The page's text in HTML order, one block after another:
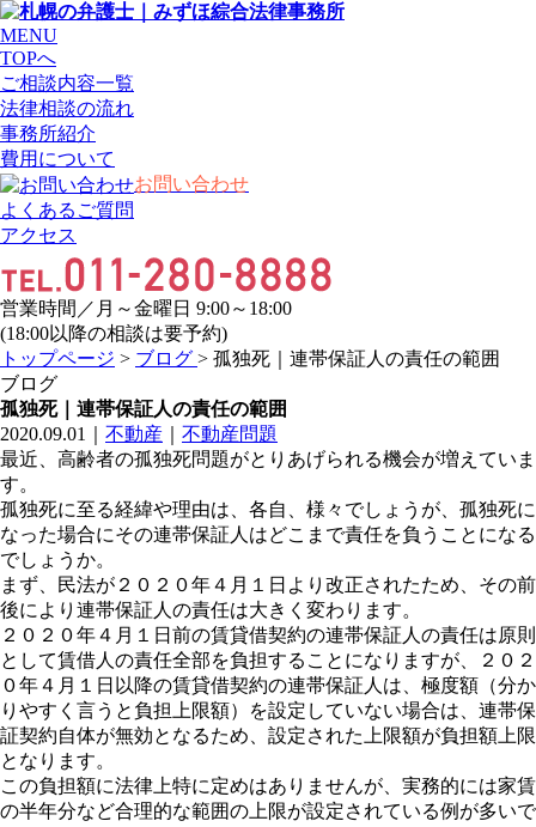
MENU
TOPへ
ご相談内容一覧
法律相談の流れ
事務所紹介
費用について
お問い合わせ
よくあるご質問
アクセス
営業時間／月～金曜日 9:00～18:00
(18:00以降の相談は要予約)
トップページ > ブログ > 孤独死｜連帯保証人の責任の範囲
ブログ
孤独死｜連帯保証人の責任の範囲
2020.09.01
不動産
不動産問題
最近、高齢者の孤独死問題がとりあげられる機会が増えていま
す。
孤独死に至る経緯や理由は、各自、様々でしょうが、孤独死に
なった場合にその連帯保証人はどこまで責任を負うことになる
でしょうか。
まず、民法が２０２０年４月１日より改正されたため、その前
後により連帯保証人の責任は大きく変わります。
２０２０年４月１日前の賃貸借契約の連帯保証人の責任は原則
として賃借人の責任全部を負担することになりますが、２０２
０年４月１日以降の賃貸借契約の連帯保証人は、極度額（分か
りやすく言うと負担上限額）を設定していない場合は、連帯保
証契約自体が無効となるため、設定された上限額が負担額上限
となります。
この負担額に法律上特に定めはありませんが、実務的には家賃
の半年分など合理的な範囲の上限が設定されている例が多いで